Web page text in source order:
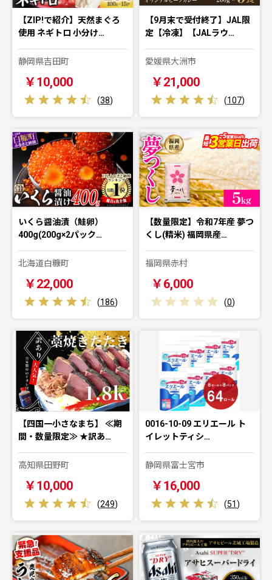
【ZIP!で紹介】天然まぐろ
使用 ネギトロ 小分け…
静岡県吉田町
￥10,000
(38)
【9月末で受付終了】JAL限
定【冷凍】【JALラウ…
愛媛県大洲市
￥21,000
(107)
いくら醤油漬（鮭卵）
400g(200g×2パック…
北海道白糠町
￥22,000
(186)
【数量限定】令和7年産 夢つ
くし(精米) 福岡県産…
福岡県赤村
￥6,000
(0)
【四国一小さなまち】 ≪期
間・数量限定≫ ★訳あ…
高知県田野町
￥10,000
(249)
0016-10-09 エリエール ト
イレットティシ…
静岡県富士宮市
￥16,000
(51)